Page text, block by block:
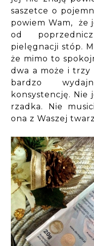
saszetce o
powiem Wam, że
od
pielęgnacji stóp.
że mimo to
dwa a może i trzy
bardzo
konsystencję. Nie
rzadka. Nie
ona z Waszej